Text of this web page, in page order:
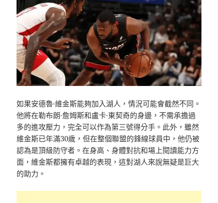
如果安德魯·維金斯能夠加入湖人，情況可能會截然不同。
他將在勒布朗·詹姆斯和盧卡·東契奇的身邊，不需承擔過
多的進攻壓力，完全可以作為第三號得分手。此外，雖然
維金斯已年滿30歲，但在整個聯盟的鋒線球員中，他仍被
認為是頂級防守者。在身高、身體對抗和場上閱讀能力方
面，維金斯都擁有卓越的表現，這對湖人來說無疑是巨大
的助力。